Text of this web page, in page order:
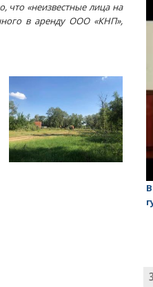
что «неизвестные лица на
в аренду ООО «КНП»,